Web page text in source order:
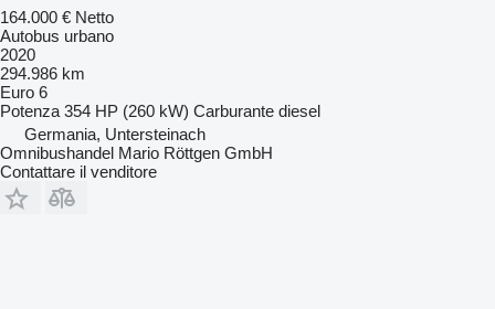
164.000 € Netto
Autobus urbano
2020
294.986 km
Euro 6
Potenza 354 HP (260 kW) Carburante diesel
Germania, Untersteinach
Omnibushandel Mario Röttgen GmbH
Contattare il venditore